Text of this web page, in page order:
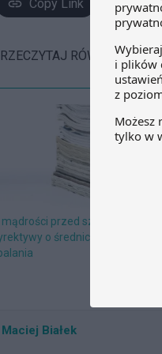
Copy Link
RÓWNIEŻ:
mądrości przed szkodą w świetle
o średnich obiektach
Maciej Białek